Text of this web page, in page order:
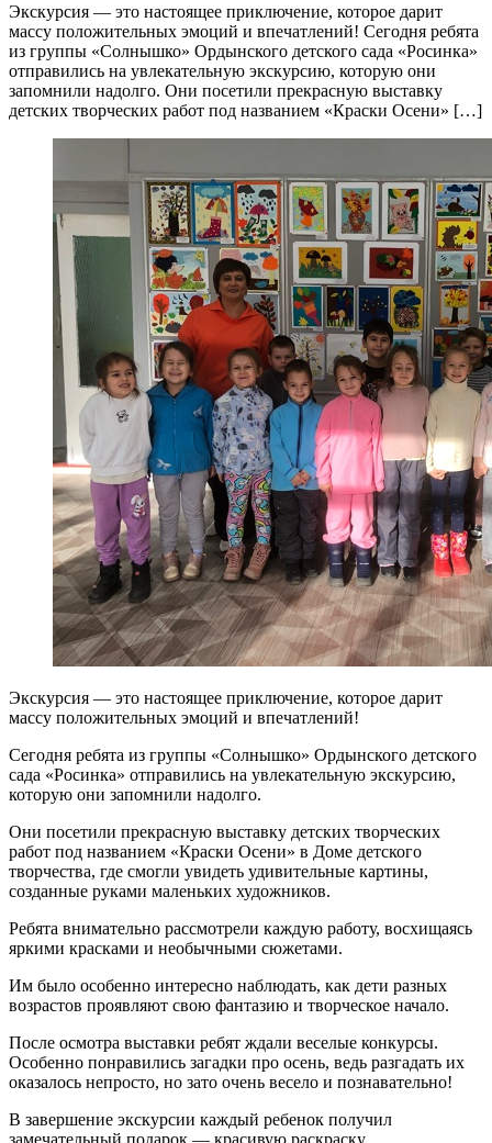
Экскурсия — это настоящее приключение, которое дарит
массу положительных эмоций и впечатлений! Сегодня ребята
из группы «Солнышко» Ордынского детского сада «Росинка»
отправились на увлекательную экскурсию, которую они
запомнили надолго. Они посетили прекрасную выставку
детских творческих работ под названием «Краски Осени» […]
Экскурсия — это настоящее приключение, которое дарит
массу положительных эмоций и впечатлений!
Сегодня ребята из группы «Солнышко» Ордынского детского
сада «Росинка» отправились на увлекательную экскурсию,
которую они запомнили надолго.
Они посетили прекрасную выставку детских творческих
работ под названием «Краски Осени» в Доме детского
творчества, где смогли увидеть удивительные картины,
созданные руками маленьких художников.
Ребята внимательно рассмотрели каждую работу, восхищаясь
яркими красками и необычными сюжетами.
Им было особенно интересно наблюдать, как дети разных
возрастов проявляют свою фантазию и творческое начало.
После осмотра выставки ребят ждали веселые конкурсы.
Особенно понравились загадки про осень, ведь разгадать их
оказалось непросто, но зато очень весело и познавательно!
В завершение экскурсии каждый ребенок получил
замечательный подарок — красивую раскраску.